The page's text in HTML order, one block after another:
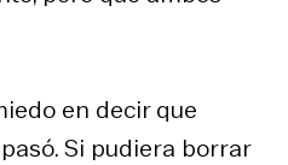
en decir que
Si pudiera borrar